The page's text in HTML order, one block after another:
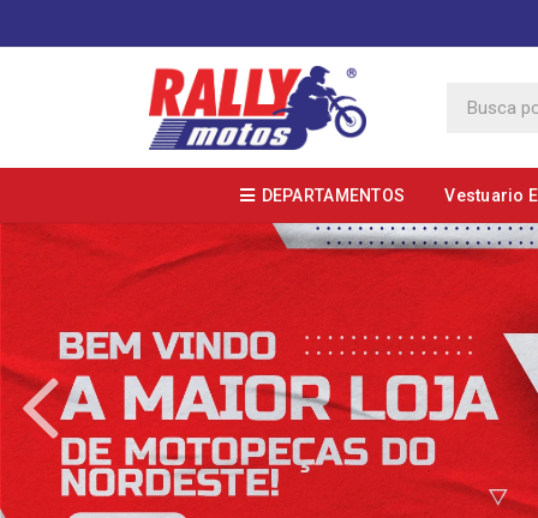
DEPARTAMENTOS Vestuario